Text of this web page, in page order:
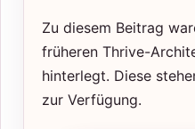
Zu diesem Beitrag
früheren Thrive-
hinterlegt. Diese
zur Verfügung.